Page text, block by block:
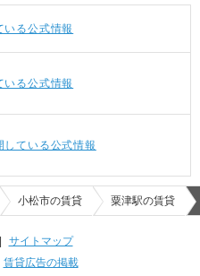
いる公式情報
いる公式情報
している公式情報
小松市の賃貸 粟津駅の賃貸
サイトマップ
賃貸広告の掲載